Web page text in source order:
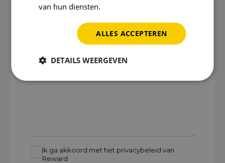
Telefoonnummer
Bericht
Ik ga akkoord met het privacybeleid van
Reward
van hun diensten.
ALLES ACCEPTEREN
DETAILS WEERGEVEN